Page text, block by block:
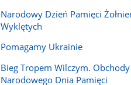
Narodowy Dzień Pamięci
Wyklętych
Pomagamy Ukrainie
Bieg Tropem Wilczym. Obchody
Narodowego Dnia Pamięci